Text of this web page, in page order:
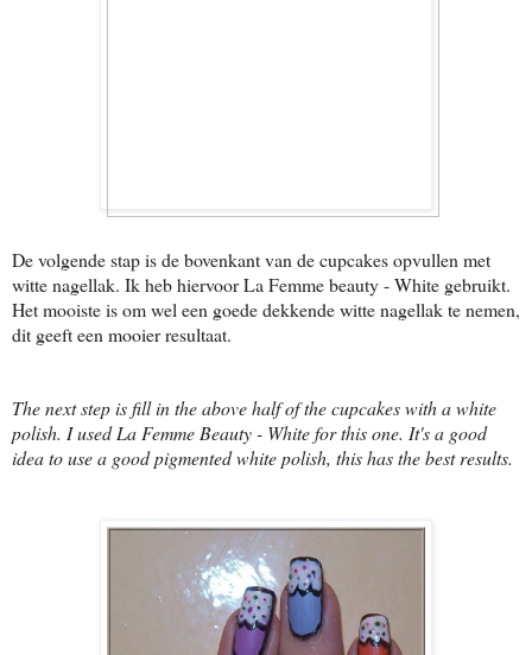
De volgende stap is de bovenkant van de cupcakes opvullen met
witte nagellak. Ik heb hiervoor La Femme beauty - White gebruikt.
Het mooiste is om wel een goede dekkende witte nagellak te nemen,
dit geeft een mooier resultaat.
The next step is fill in the above half of the cupcakes with a white
polish. I used La Femme Beauty - White for this one. It's a good
idea to use a good pigmented white polish, this has the best results.